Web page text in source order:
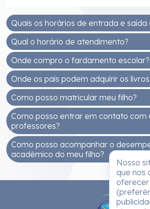
Quais os horários de entrada e saída
EDUCAÇÃO INFANTIL - MANHÃ
Entrada: 7h30 às 8h
Saída: 11h30
EDUCAÇÃO INFANTIL - TARDE
Entrada: 13h30 às 14h
Saída: 17h30
ENSINOS FUNDAMENTAL E MÉDIO
Entrada: 7h
Saída: 12h40
ENSINOS FUNDAMENTAL E MÉDIO
Entrada: 13h
A pontualidade nos horários de
Qual o horário de atendimento?
De segunda a sexta, das 8h às 12h e
17h30.
Onde compro o fardamento escolar?
Você pode comprar na Malharia
Getúlio Vargas, 233, Bairro Santo
Onde os pais podem adquirir os
Os livros adotados na ESJB são
Sistema Positivo de Ensino e
na Unidade 1 da nossa escola.
Como posso matricular meu filho?
As matrículas (Educação Infantil ao
são realizadas na unidade 1 da ESJB.
DOCUMENTOS NECESSÁRIOS
Cópia da Certidão de Nascimento
Cópia da carteira de vacina
ao 4º ano do Ensino Fundamental)
Comprovante de residência atual
Como posso entrar em contato com
professores?
Para falar com os professores ou
profissionais da escola, basta enviar
mensagem pelo App ESJB.
Como posso acompanhar o
acadêmico do meu filho?
Pelo App ESJB, disponibilizamos
onde os pais podem acessar as
desempenho acadêmico dos
informações de login serão
Nosso
que nos